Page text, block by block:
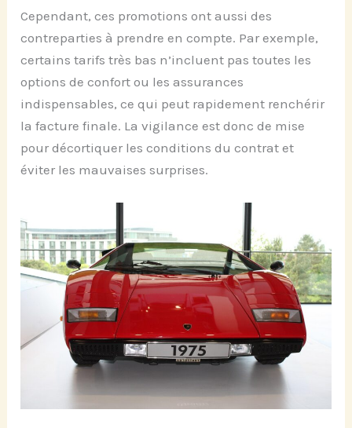
Cependant, ces promotions ont aussi des
contreparties à prendre en compte. Par exemple,
certains tarifs très bas n’incluent pas toutes les
options de confort ou les assurances
indispensables, ce qui peut rapidement renchérir
la facture finale. La vigilance est donc de mise
pour décortiquer les conditions du contrat et
éviter les mauvaises surprises.